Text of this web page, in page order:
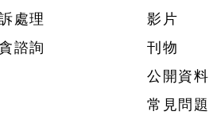
處理
諮詢
影片
刊物
公開資料
常見問題